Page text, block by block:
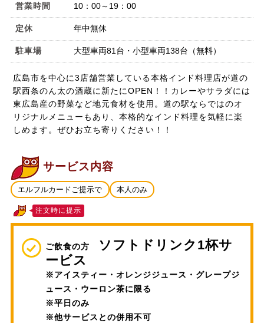
営業時間 10：00～19：00
定休 年中無休
駐車場 大型車両81台・小型車両138台（無料）
広島市を中心に3店舗営業している本格インド料理店が道の
駅西条のん太の酒蔵に新たにOPEN！！カレーやサラダには
東広島産の野菜など地元食材を使用。道の駅ならではのオ
リジナルメニューもあり、本格的なインド料理を気軽に楽
しめます。ぜひお立ち寄りください！！
サービス内容
エルフルカードご提示で 本人のみ
注文時に提示
ご飲食の方
ソフトドリンク1杯サ
ービス
※アイスティー・オレンジジュース・グレープジ
ュース・ウーロン茶に限る
※平日のみ
※他サービスとの併用不可